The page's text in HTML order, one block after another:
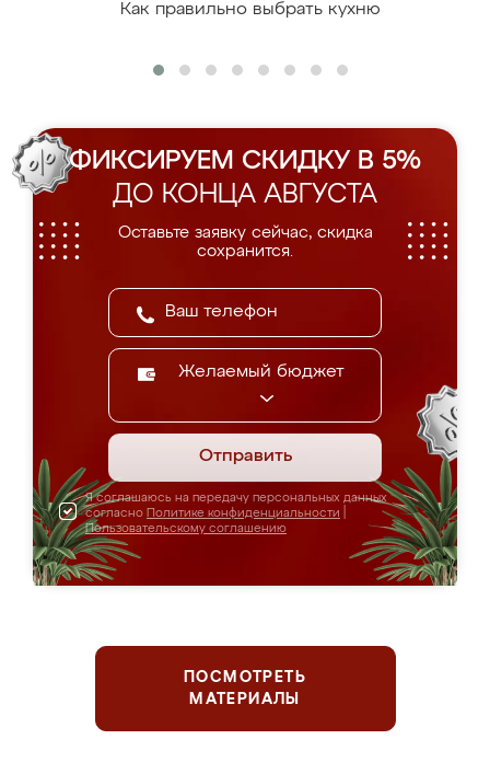
Как правильно выбрать кухню
ФИКСИРУЕМ СКИДКУ В 5%
ДО КОНЦА АВГУСТА
Оставьте заявку сейчас, скидка
сохранится.
Желаемый бюджет
Отправить
Я соглашаюсь на передачу персональных данных
согласно Политике конфиденциальности
Пользовательскому соглашению
ПОСМОТРЕТЬ
МАТЕРИАЛЫ